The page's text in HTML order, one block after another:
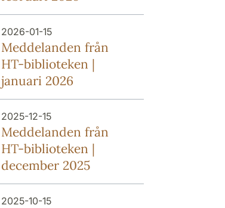
2026-01-15
Meddelanden från
HT-biblioteken |
januari 2026
2025-12-15
Meddelanden från
HT-biblioteken |
december 2025
2025-10-15